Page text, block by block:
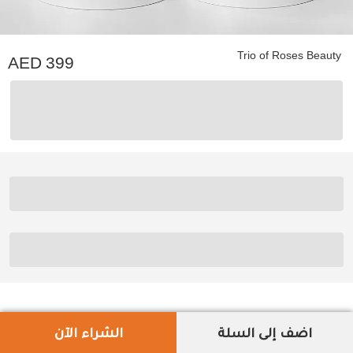
Trio of Roses Beauty
399
اضف إلى السلة الشراء الآن